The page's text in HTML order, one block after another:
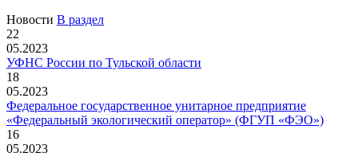
Новости В раздел
22
05.2023
УФНС России по Тульской области
18
05.2023
Федеральное государственное унитарное предприятие
«Федеральный экологический оператор» (ФГУП «ФЭО»)
16
05.2023